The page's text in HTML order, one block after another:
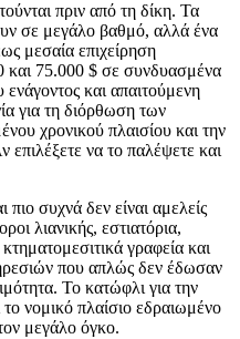
πριν από τη δίκη. Τα
σε μεγάλο βαθμό, αλλά ένα
μεσαία επιχείρηση
και 75.000 $ σε συνδυασμένα
και απαιτούμενη
για τη διόρθωση των
χρονικού πλαισίου και την
να το παλέψετε και
πιο συχνά δεν είναι αμελείς
λιανικής, εστιατόρια,
γραφεία και
που απλώς δεν έδωσαν
Το κατώφλι για την
νομικό πλαίσιο εδραιωμένο
μεγάλο όγκο.